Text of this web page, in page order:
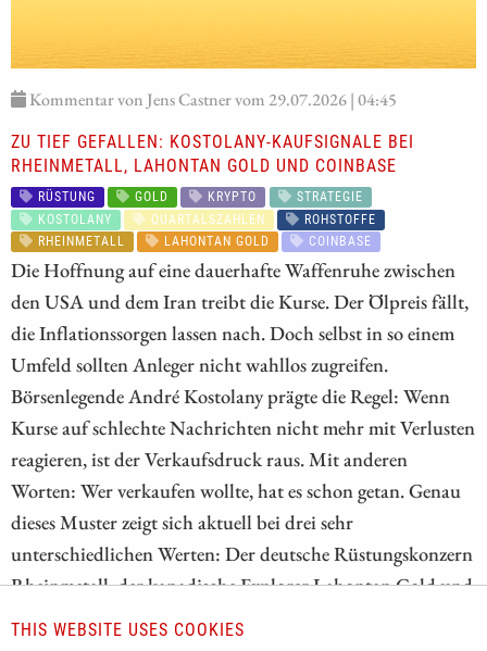
THIS WEBSITE USES COOKIES
Kommentar von Jens Castner vom 29.07.2026 | 04:45
ZU TIEF GEFALLEN: KOSTOLANY-KAUFSIGNALE BEI
RHEINMETALL, LAHONTAN GOLD UND COINBASE
RÜSTUNG GOLD KRYPTO
STRATEGIE
KOSTOLANY
QUARTALSZAHLEN
ROHSTOFFE
RHEINMETALL
LAHONTAN GOLD COINBASE
Die Hoffnung auf eine dauerhafte Waffenruhe zwischen
den USA und dem Iran treibt die Kurse. Der Ölpreis fällt,
die Inflationssorgen lassen nach. Doch selbst in so einem
Umfeld sollten Anleger nicht wahllos zugreifen.
Börsenlegende André Kostolany prägte die Regel: Wenn
Kurse auf schlechte Nachrichten nicht mehr mit Verlusten
reagieren, ist der Verkaufsdruck raus. Mit anderen
Worten: Wer verkaufen wollte, hat es schon getan. Genau
dieses Muster zeigt sich aktuell bei drei sehr
unterschiedlichen Werten: Der deutsche Rüstungskonzern
Rheinmetall, der kanadische Explorer Lahontan Gold und